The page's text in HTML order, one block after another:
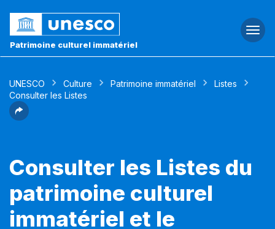
Patrimoine culturel immatériel
UNESCO Culture Patrimoine immatériel
Listes
Consulter les Listes
Consulter les Listes du
patrimoine culturel
immatériel et le